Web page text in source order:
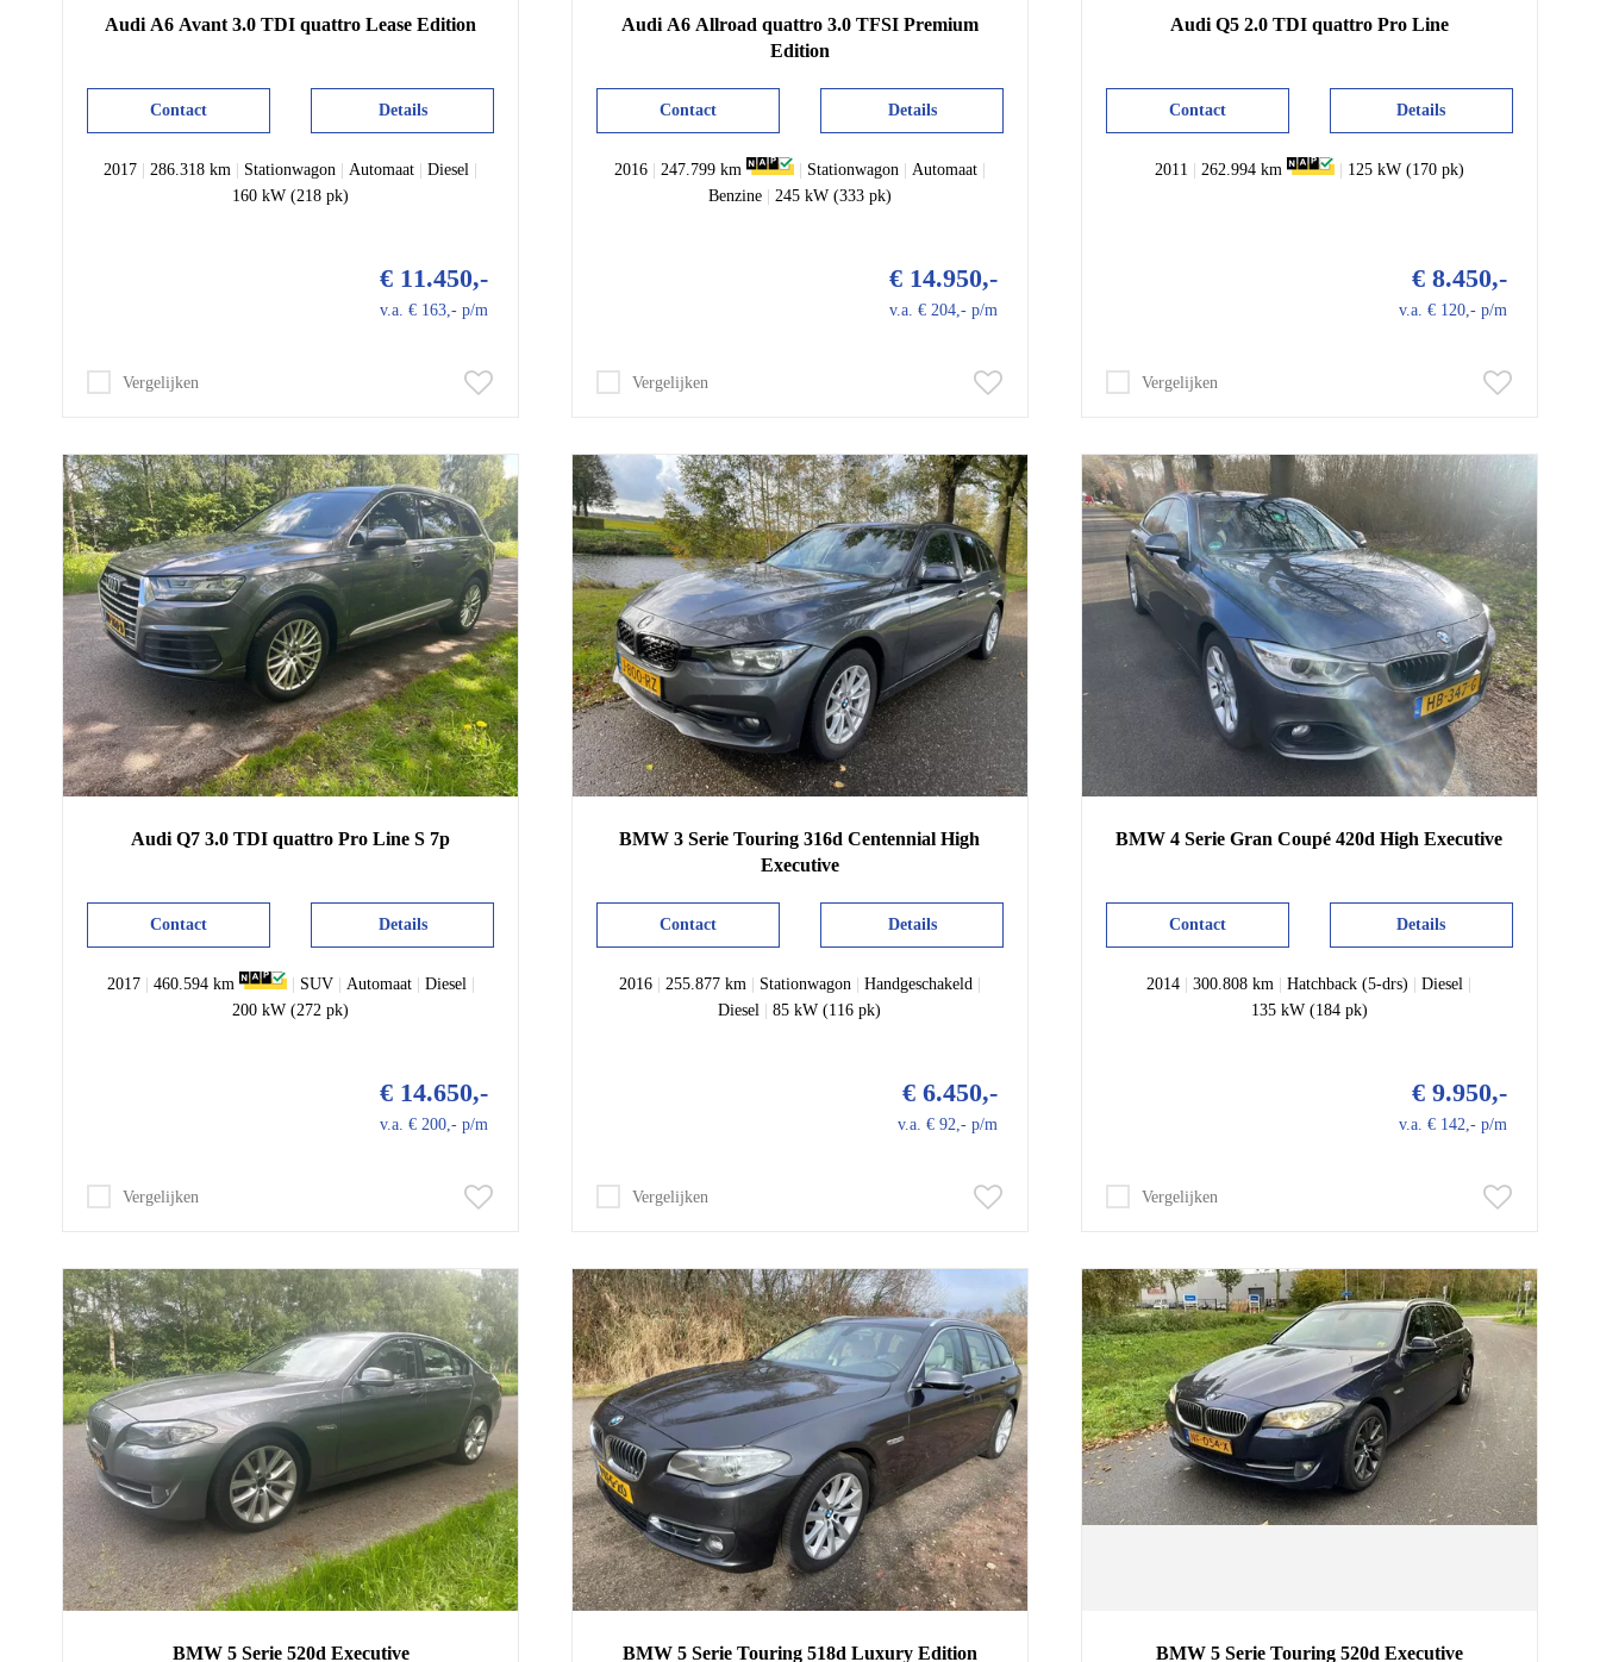
Audi A6 Avant 3.0 TDI quattro Lease Edition
Details
Contact
2017 |286.318 km Stationwagon |Automaat |Diesel
160 kW (218 pk)
€ 11.450,-
v.a. € 163,- p/m
Vergelijken
Audi A6 Allroad quattro 3.0 TFSI Premium
Edition
Details
Contact
2016| 247.799 km Stationwagon| Automaat|
Benzine| 245 kW (333 pk)
€ 14.950,-
v.a. € 204,- p/m
Vergelijken
Audi Q5 2.0 TDI quattro Pro Line
Details
Contact
2011 262.994 km 125 kW (170 pk)
€ 8.450,-
v.a. € 120,- p/m
Vergelijken
Audi Q7 3.0 TDI quattro Pro Line S 7p
Details
Contact
2017| 460.594 km SUV| Automaat| Diesel|
200 kW (272 pk)
€ 14.650,-
v.a. € 200,- p/m
Vergelijken
BMW 3 Serie Touring 316d Centennial High
Executive
Details
Contact
2016| 255.877 km Stationwagon| Handgeschakeld|
Diesel |85 kW (116 pk)
€ 6.450,-
v.a. € 92,- p/m
Vergelijken
BMW 4 Serie Gran Coupé 420d High Executive
Details
Contact
2014 |300.808 km |Hatchback (5-drs) |Diesel
135 kW (184 pk)
€ 9.950,-
v.a. € 142,- p/m
Vergelijken
BMW 5 Serie 520d Executive BMW 5 Serie Touring 518d Luxury Edition BMW 5 Serie Touring 520d Executive